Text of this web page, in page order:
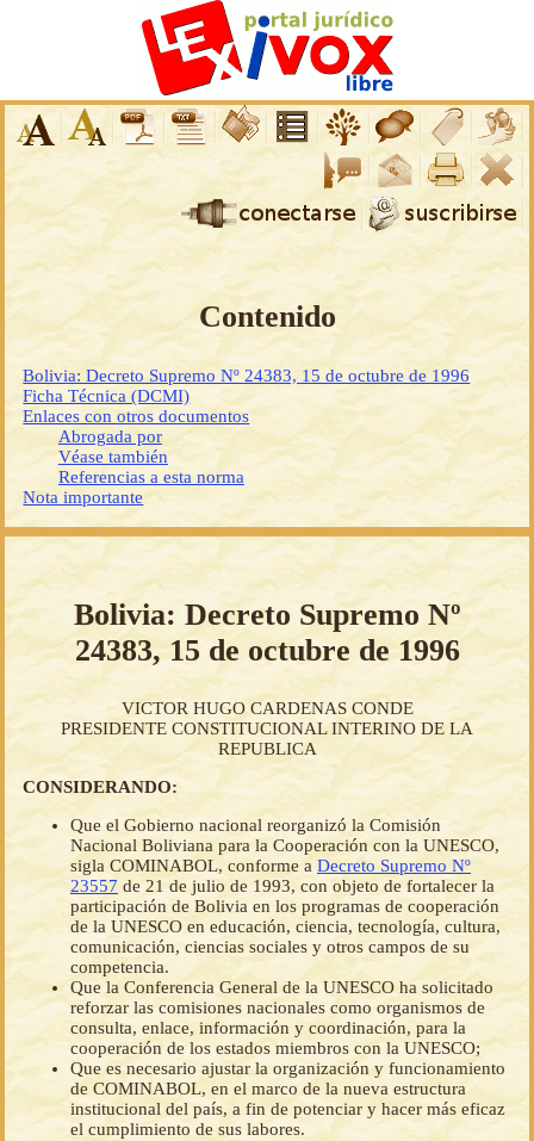
Contenido
Bolivia: Decreto Supremo Nº 24383, 15 de octubre de 1996
Ficha Técnica (DCMI)
Enlaces con otros documentos
Abrogada por
Véase también
Referencias a esta norma
Nota importante
Bolivia: Decreto Supremo Nº
24383, 15 de octubre de 1996
VICTOR HUGO CARDENAS CONDE
PRESIDENTE CONSTITUCIONAL INTERINO DE LA
REPUBLICA
CONSIDERANDO:
Que el Gobierno nacional reorganizó la Comisión
Nacional Boliviana para la Cooperación con la UNESCO,
sigla COMINABOL, conforme aDecreto Supremo Nº
23557 de 21 de julio de 1993, con objeto de fortalecer la
participación de Bolivia en los programas de cooperación
de la UNESCO en educación, ciencia, tecnología, cultura,
comunicación, ciencias sociales y otros campos de su
competencia.
Que la Conferencia General de la UNESCO ha solicitado
reforzar las comisiones nacionales como organismos de
consulta, enlace, información y coordinación, para la
cooperación de los estados miembros con la UNESCO;
Que es necesario ajustar la organización y funcionamiento
de COMINABOL, en el marco de la nueva estructura
institucional del país, a fin de potenciar y hacer más eficaz
el cumplimiento de sus labores.